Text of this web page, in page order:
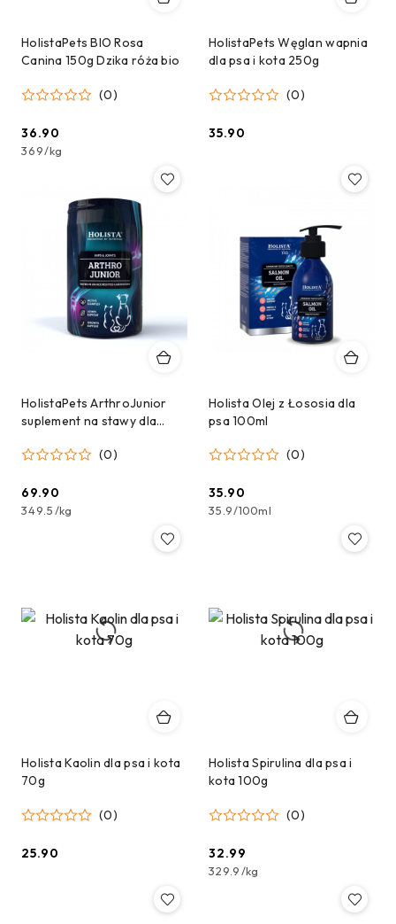
HolistaPets BIO Rosa
Canina 150g Dzika róża bio
(0)
Cena:
36.90
369/kg
HolistaPets Węglan wapnia
dla psa i kota 250g
(0)
Cena:
35.90
HolistaPets ArthroJunior
suplement na stawy dla
(0)
Cena:
69.90
349.5/kg
Holista Olej z Łososia dla
psa 100ml
(0)
Cena:
35.90
35.9/100ml
Holista Kaolin dla psa i kota
70g
(0)
Cena:
25.90
Holista Spirulina dla psa i
kota 100g
(0)
Cena:
32.99
329.9/kg